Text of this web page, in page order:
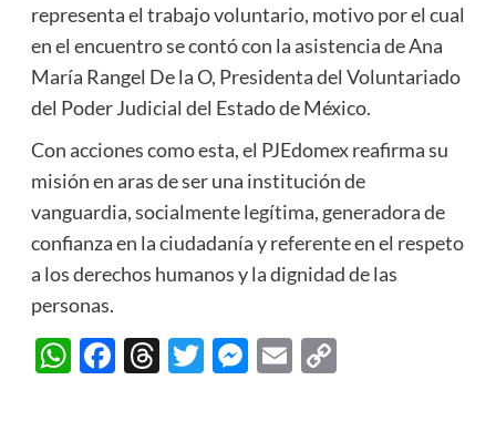
representa el trabajo voluntario, motivo por el cual
en el encuentro se contó con la asistencia de Ana
María Rangel De la O, Presidenta del Voluntariado
del Poder Judicial del Estado de México.
Con acciones como esta, el PJEdomex reafirma su
misión en aras de ser una institución de
vanguardia, socialmente legítima, generadora de
confianza en la ciudadanía y referente en el respeto
a los derechos humanos y la dignidad de las
personas.
WhatsApp
Facebook
Threads
Twitter
Messenger
EmailCopy